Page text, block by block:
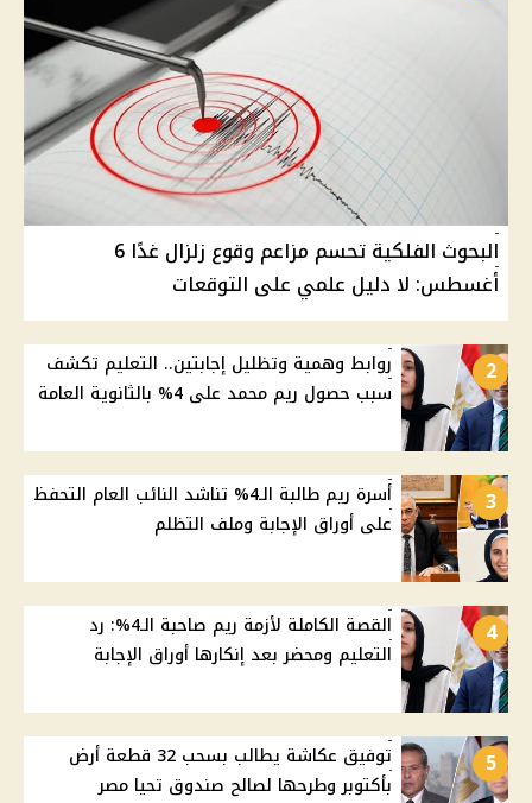
البحوث الفلكية تحسم مزاعم وقوع زلزال غدًا 6
أغسطس: لا دليل علمي على التوقعات
2
روابط وهمية وتظليل إجابتين.. التعليم تكشف
سبب حصول ريم محمد على 4% بالثانوية العامة
3
أسرة ريم طالبة الـ4% تناشد النائب العام التحفظ
على أوراق الإجابة وملف التظلم
4
القصة الكاملة لأزمة ريم صاحبة الـ4%: رد
التعليم ومحضر بعد إنكارها أوراق الإجابة
5
توفيق عكاشة يطالب بسحب 32 قطعة أرض
بأكتوبر وطرحها لصالح صندوق تحيا مصر